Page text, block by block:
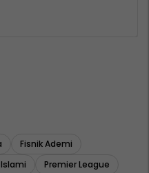
Fisnik Ademi
Premier League